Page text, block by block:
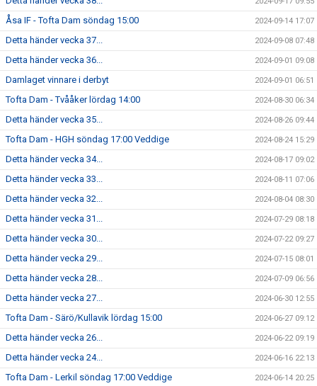
Åsa IF - Tofta Dam söndag 15:00 2024-09-14 17:07
Detta händer vecka 37... 2024-09-08 07:48
Detta händer vecka 36... 2024-09-01 09:08
Damlaget vinnare i derbyt 2024-09-01 06:51
Tofta Dam - Tvååker lördag 14:00 2024-08-30 06:34
Detta händer vecka 35... 2024-08-26 09:44
Tofta Dam - HGH söndag 17:00 Veddige 2024-08-24 15:29
Detta händer vecka 34... 2024-08-17 09:02
Detta händer vecka 33... 2024-08-11 07:06
Detta händer vecka 32... 2024-08-04 08:30
Detta händer vecka 31... 2024-07-29 08:18
Detta händer vecka 30... 2024-07-22 09:27
Detta händer vecka 29... 2024-07-15 08:01
Detta händer vecka 28... 2024-07-09 06:56
Detta händer vecka 27... 2024-06-30 12:55
Tofta Dam - Särö/Kullavik lördag 15:00 2024-06-27 09:12
Detta händer vecka 26... 2024-06-22 09:19
Detta händer vecka 24... 2024-06-16 22:13
Tofta Dam - Lerkil söndag 17:00 Veddige 2024-06-14 20:25